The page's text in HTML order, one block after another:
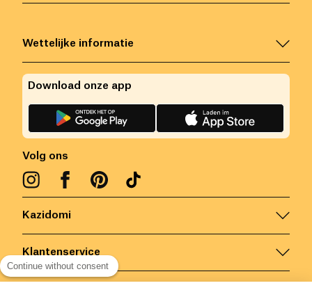
Kazidomi
Klantenservice
Wettelijke informatie
Volg ons
Download onze app
Continue without consent